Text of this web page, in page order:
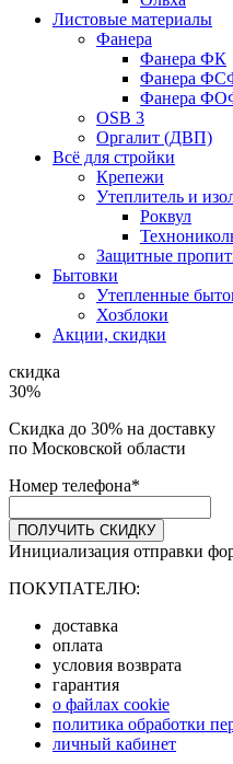
Листовые материалы
Фанера
Фанера ФК
Фанера
Фанера
OSB 3
Оргалит (ДВП)
Всё для стройки
Крепежи
Утеплитель и
Роквул
Защитные
Бытовки
Утепленные
Хозблоки
Акции, скидки
скидка
30%
Скидка до 30% на доставку
по Московской области
Номер телефона*
ПОЛУЧИТЬ СКИДКУ
Инициализация отправки
ПОКУПАТЕЛЮ:
доставка
оплата
условия возврата
гарантия
о файлах cookie
политика обработки
личный кабинет